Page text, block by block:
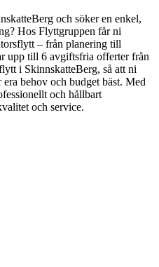
och söker en enkel,
Hos Flyttgruppen får ni
– från planering till
upp till 6 avgiftsfria offerter från
i SkinnskatteBerg, så att ni
behov och budget bäst. Med
och hållbart
och service.